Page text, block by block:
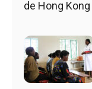
de Hong Kong